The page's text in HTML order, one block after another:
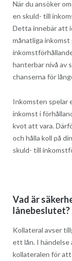
När du ansöker
en skuld- till
Detta innebär att
månatliga inkomst
hanterbar nivå av
chanserna för
Inkomsten spelar
inkomst i
kvot att vara.
och hålla koll på
skuld- till
Vad är
lånebeslutet?
Kollateral avser
ett lån. I händelse
kollateralen för